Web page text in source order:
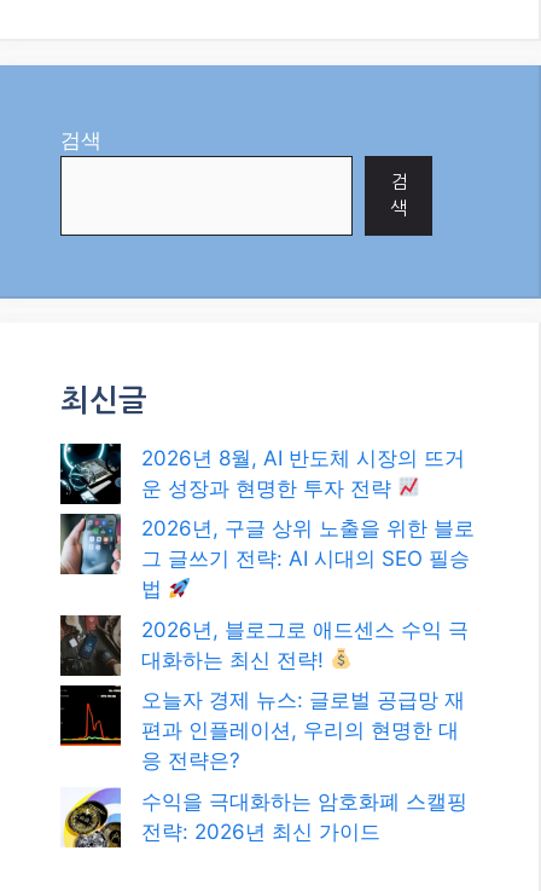
검색
검
색
최신글
2026년 8월, AI 반도체 시장의 뜨거
운 성장과 현명한 투자 전략
2026년, 구글 상위 노출을 위한 블로
그 글쓰기 전략: AI 시대의 SEO 필승
법
2026년, 블로그로 애드센스 수익 극
대화하는 최신 전략!
오늘자 경제 뉴스: 글로벌 공급망 재
편과 인플레이션, 우리의 현명한 대
응 전략은?
수익을 극대화하는 암호화폐 스캘핑
전략: 2026년 최신 가이드